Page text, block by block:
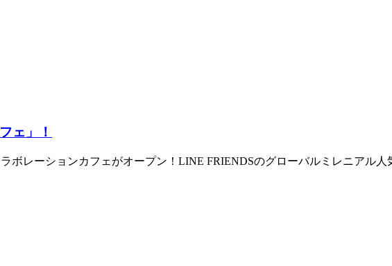
ェ」！
ボレーションカフェがオープン！LINE FRIENDSのグローバルミレニアル人